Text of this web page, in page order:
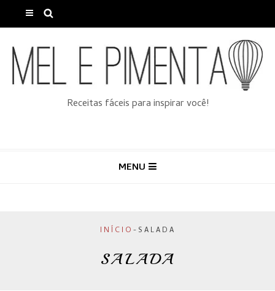
Receitas fáceis para inspirar você!
MENU
INÍCIO - SALADA
SALADA